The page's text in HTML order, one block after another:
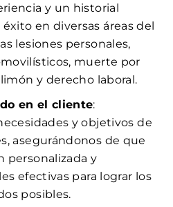
y un historial
en diversas áreas del
lesiones personales,
muerte por
y derecho laboral.
en el cliente:
y objetivos de
asegurándonos de que
personalizada y
efectivas para lograr los
posibles.